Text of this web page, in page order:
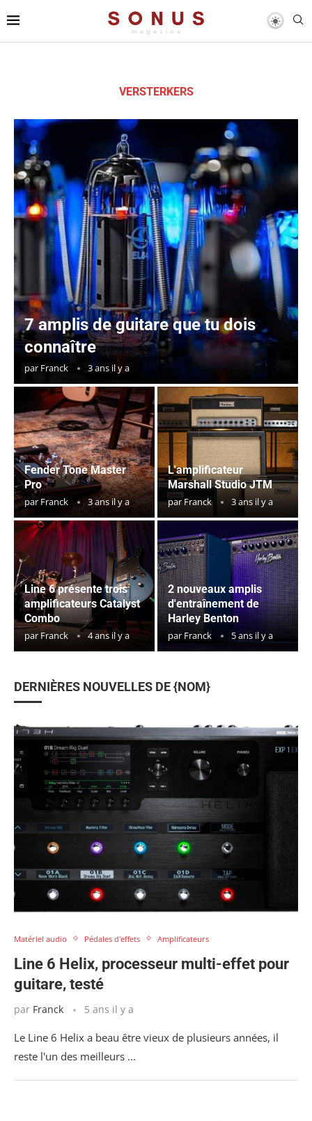
VERSTERKERS
7 amplis de guitare que tu dois
connaître
par Franck 3 ans il y a
Fender Tone Master
Pro
par Franck 3 ans il y a
L'amplificateur
Marshall Studio JTM
parFranck 3 ans il y a
Line 6 présente trois
amplificateurs Catalyst
Combo
par Franck 4 ans il y a
2 nouveaux amplis
d'entraînement de
Harley Benton
par Franck 5 ans il y a
DERNIÈRES NOUVELLES DE {NOM}
Matériel audio Pédales d'effets Amplificateurs
Line 6 Helix, processeur multi-effet pour
guitare, testé
par Franck 5 ans il y a
Le Line 6 Helix a beau être vieux de plusieurs années, il
reste l'un des meilleurs ...